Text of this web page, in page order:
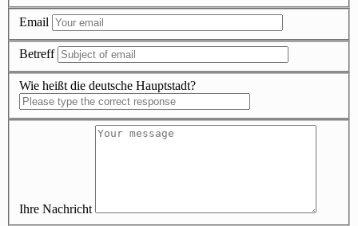
Email
Betreff
Wie heißt die deutsche Hauptstadt?
Ihre Nachricht